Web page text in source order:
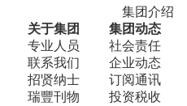
集团介绍
关于集团
专业人员
联系我们
招贤纳士
瑞豐刊物
集团动态
社会责任
企业动态
订阅通讯
投资税收